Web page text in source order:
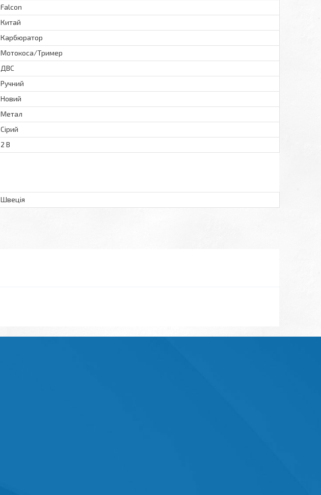
Falcon
Китай
Карбюратор
Мотокоса/Тример
ДВС
Ручний
Новий
Метал
Сірий
2 В
Швеція